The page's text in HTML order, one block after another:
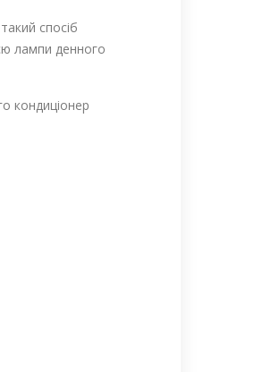
спосіб
лампи денного
кондиціонер